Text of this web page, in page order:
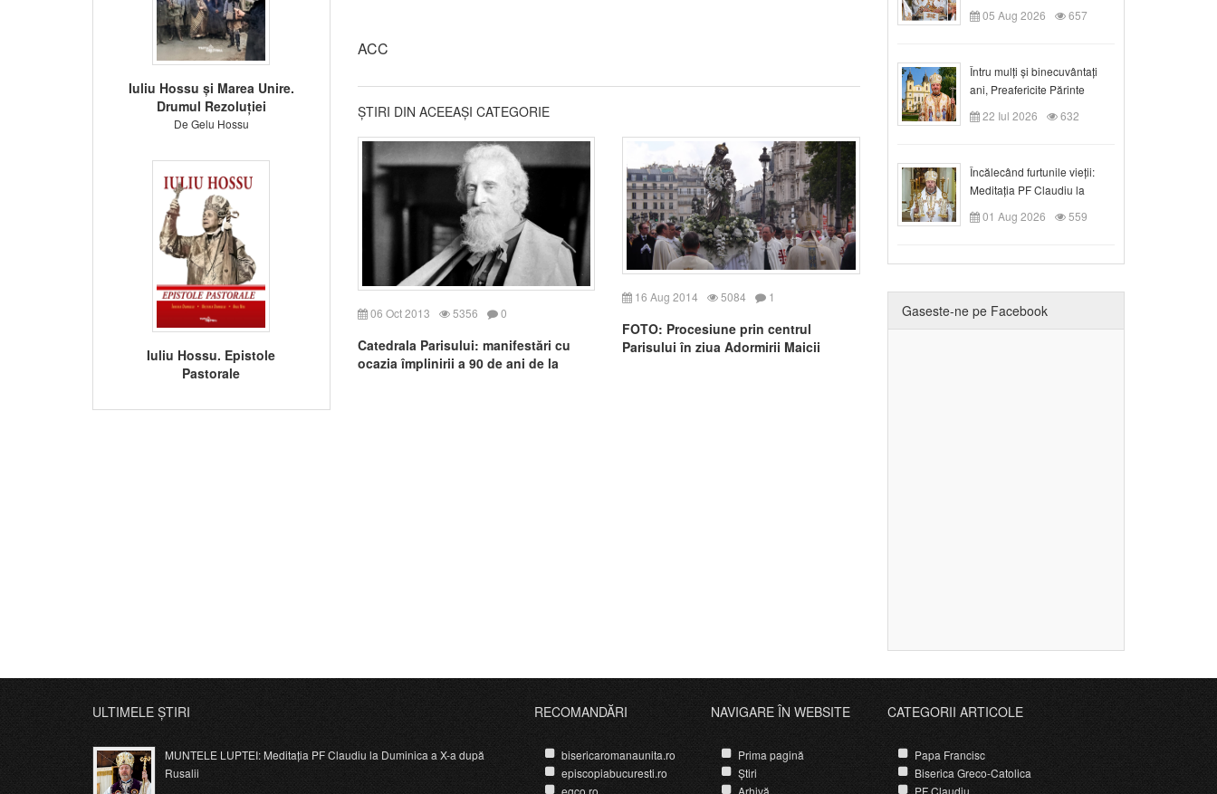
Iuliu Hossu și Marea Unire.
Drumul Rezoluției
De Gelu Hossu
Iuliu Hossu. Epistole
Pastorale
ACC
ȘTIRI DIN ACEEAȘI CATEGORIE
06 Oct 2013 5356 0
Catedrala Parisului: manifestări cu
ocazia împlinirii a 90 de ani de la
16 Aug 2014 5084 1
FOTO: Procesiune prin centrul
Parisului în ziua Adormirii Maicii
05 Aug 2026 657
Întru mulți și binecuvântați
ani, Preafericite Părinte
Claudiu!
22 Iul 2026 632
Încălecând furtunile vieții:
Meditația PF Claudiu la
Duminica a IX-a după Rusalii
01 Aug 2026 559
Gaseste-ne pe Facebook
ULTIMELE ȘTIRI
MUNTELE LUPTEI: Meditația PF Claudiu la Duminica a X-a după
Rusalii
RECOMANDĂRI
bisericaromanaunita.ro
episcopiabucuresti.ro
egco.ro
NAVIGARE ÎN WEBSITE
Prima pagină
Știri
Arhivă
CATEGORII ARTICOLE
Papa Francisc
Biserica Greco-Catolica
PF Claudiu